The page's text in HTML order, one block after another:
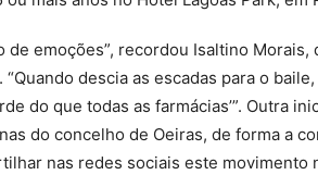
de emoções”, recordou Isaltino
descia as escadas para o
do que todas as farmácias’”. Outra
do concelho de Oeiras, de forma a
nas redes sociais este movimento